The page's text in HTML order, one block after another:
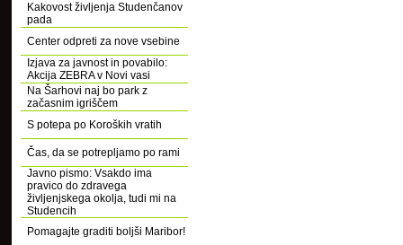
Kakovost življenja Studenčanov
pada
Center odpreti za nove vsebine
Izjava za javnost in povabilo:
Akcija ZEBRA v Novi vasi
Na Šarhovi naj bo park z
začasnim igriščem
S potepa po Koroških vratih
Čas, da se potrepljamo po rami
Javno pismo: Vsakdo ima
pravico do zdravega
življenjskega okolja, tudi mi na
Studencih
Pomagajte graditi boljši Maribor!